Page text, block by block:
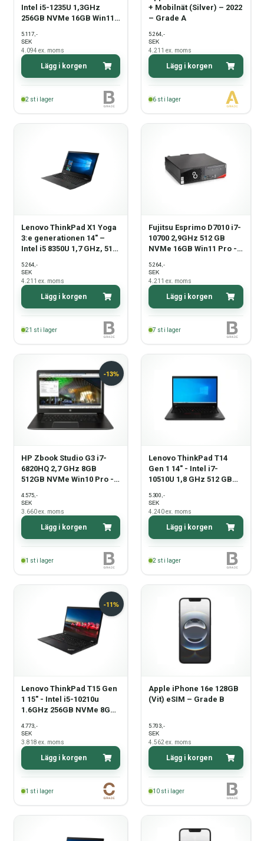
Intel i5-1235U 1,3GHz
256GB NVMe 16GB Win11
5.117,-
SEK
4.094 ex. moms
Lägg i korgen
2 st i lager
+ Mobilnät (Silver) – 2022
– Grade A
5.264,-
SEK
4.211 ex. moms
Lägg i korgen
6 st i lager
Lenovo ThinkPad X1 Yoga
3:e generationen 14" –
Intel i5 8350U 1,7 GHz, 512
11 Pro – Pekskärm –
Grade B
5.264,-
SEK
4.211 ex. moms
Lägg i korgen
21 st i lager
Fujitsu Esprimo D7010 i7-
10700 2,9GHz 512 GB
NVMe 16GB Win11 Pro -
5.264,-
SEK
4.211 ex. moms
Lägg i korgen
7 st i lager
HP Zbook Studio G3 i7-
6820HQ 2,7 GHz 8GB
512GB NVMe Win10 Pro -
4.575,-
SEK
3.660ex. moms
Lägg i korgen
1 st i lager
Lenovo ThinkPad T14
Gen 1 14" - Intel i7-
10510U 1,8 GHz 512 GB
Pro - Grade B
5.300,-
SEK
4.240ex. moms
Lägg i korgen
2 st i lager
Lenovo ThinkPad T15 Gen
1 15" - Intel i5-10210u
1.6GHz 256GB NVMe 8GB
4.773,-
SEK
3.818 ex. moms
Lägg i korgen
1 st i lager
Apple iPhone 16e 128GB
(Vit) eSIM – Grade B
5.703,-
SEK
4.562 ex. moms
Lägg i korgen
10 st i lager